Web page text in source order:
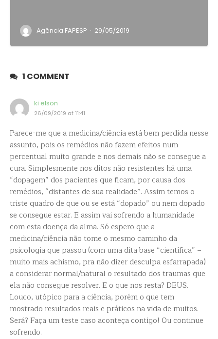
Agência FAPESP · 29/05/2019
1 COMMENT
ki elson
26/09/2019 at 11:41
Parece-me que a medicina/ciência está bem perdida nesse
assunto, pois os remédios não fazem efeitos num
percentual muito grande e nos demais não se consegue a
cura. Simplesmente nos ditos não resistentes há uma
“dopagem” dos pacientes que ficam, por causa dos
remédios, “distantes de sua realidade”. Assim temos o
triste quadro de que ou se está “dopado” ou nem dopado
se consegue estar. E assim vai sofrendo a humanidade
com esta doença da alma. Só espero que a
medicina/ciência não tome o mesmo caminho da
psicologia que passou (com uma dita base “científica” –
muito mais achismo, pra não dizer desculpa esfarrapada)
a considerar normal/natural o resultado dos traumas que
ela não consegue resolver. E o que nos resta? DEUS.
Louco, utópico para a ciência, porém o que tem
mostrado resultados reais e práticos na vida de muitos.
Será? Faça um teste caso aconteça contigo! Ou continue
sofrendo.